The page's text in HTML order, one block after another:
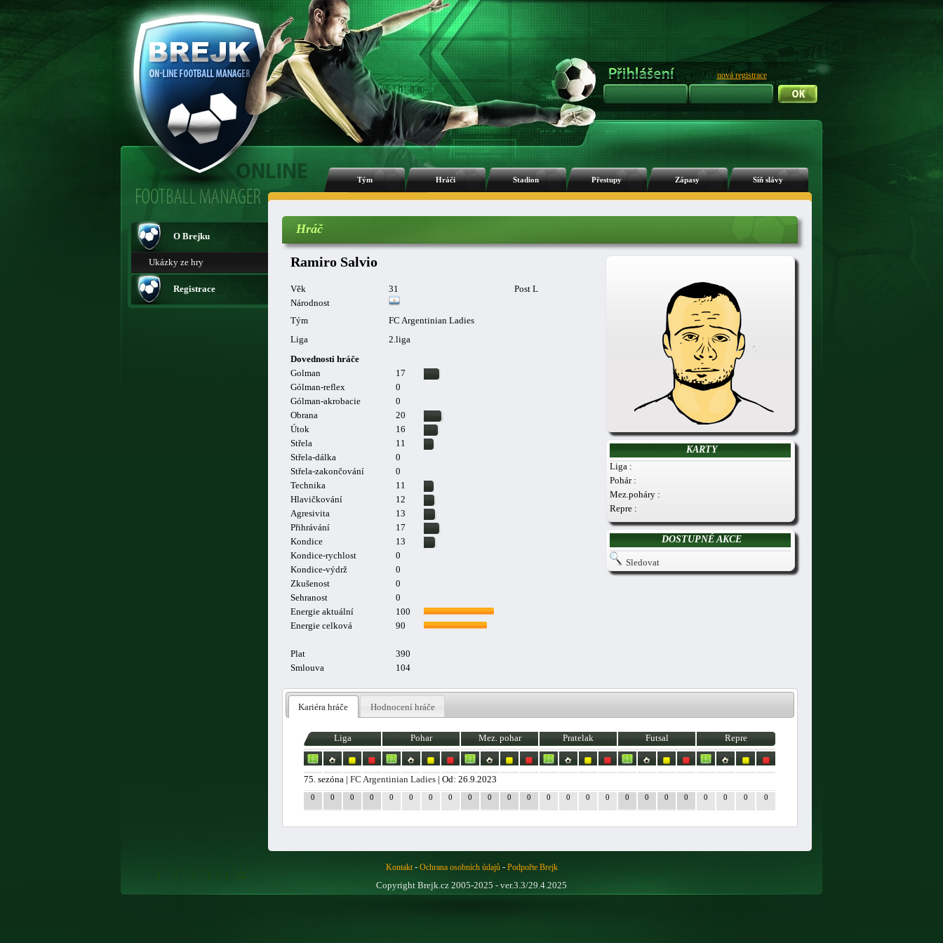
nová registrace
Tým Hráči Stadion Přestupy Zápasy Síň slávy
O Brejku
Ukázky ze hry
Registrace
Hráč
Ramiro Salvio
Věk 31
Post L
Národnost
Tým
FC Argentinian Ladies
Liga
2.liga
Dovednosti hráče
Golman
17
Gólman-reflex
0
Gólman-akrobacie
0
Obrana
20
Útok
16
Střela
11
Střela-dálka
0
Střela-zakončování
0
Technika
11
Hlavičkování
12
Agresivita
13
Přihrávání
17
Kondice
13
Kondice-rychlost
0
Kondice-výdrž
0
Zkušenost
0
Sehranost
0
Energie aktuální
100
Energie celková
90
Plat
390
Smlouva
104
KARTY
Liga :
Pohár :
Mez.poháry :
Repre :
DOSTUPNÉ AKCE
Sledovat
Kariéra hráče Hodnocení hráče
Liga Pohar Mez. pohar Pratelak Futsal Repre
75. sezóna |FC Argentinian Ladies | Od: 26.9.2023
0 0 0 0 0 0 0 0 0 0 0 0 0 0 0 0 0 0 0 0 0 0 0 0
Kontakt- Ochrana osobních údajů- Podpořte Brejk
Copyright Brejk.cz 2005-2025 - ver.3.3/29.4.2025